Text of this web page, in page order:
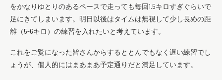
をかなりゆとりのあるペースで走っても毎回1.5キロすぎぐらいで
足にきてしまいます。明日以後はタイムは無視して少し長めの距
離（5-6キロ）の練習を入れたいと考えています。
これをご覧になった皆さんからするととんでもなく遅い練習でし
ょうが、個人的にはまあまあ予定通りだと満足しています。